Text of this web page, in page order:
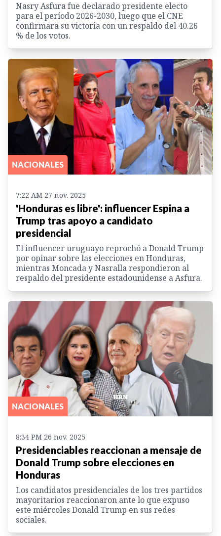
Nasry Asfura fue declarado presidente electo
para el período 2026-2030, luego que el CNE
confirmara su victoria con un respaldo del 40.26
% de los votos.
NACIONALES
7:22 AM 27 nov. 2025
'Honduras es libre': influencer Espina a
Trump tras apoyo a candidato
presidencial
El influencer uruguayo reprochó a Donald Trump
por opinar sobre las elecciones en Honduras,
mientras Moncada y Nasralla respondieron al
respaldo del presidente estadounidense a Asfura.
NACIONALES
8:34 PM 26 nov. 2025
Presidenciables reaccionan a mensaje de
Donald Trump sobre elecciones en
Honduras
Los candidatos presidenciales de los tres partidos
mayoritarios reaccionaron ante lo que expuso
este miércoles Donald Trump en sus redes
sociales.